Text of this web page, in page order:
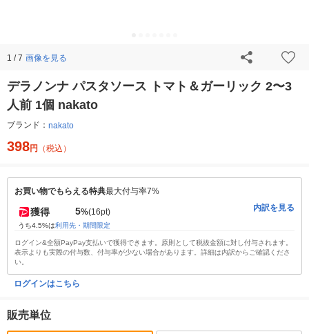
1 / 7 画像を見る
デラノンナ パスタソース トマト＆ガーリック 2〜3
人前 1個 nakato
ブランド： nakato
398円 （税込）
お買い物でもらえる特典最大付与率7%
獲得 5%(16pt)
うち4.5%は利用先・期間限定
内訳を見る
ログイン&全額PayPay支払いで獲得できます。原則として税抜金額に対し付与されます。
表示よりも実際の付与数、付与率が少ない場合があります。詳細は内訳からご確認くださ
い。
ログインはこちら
販売単位